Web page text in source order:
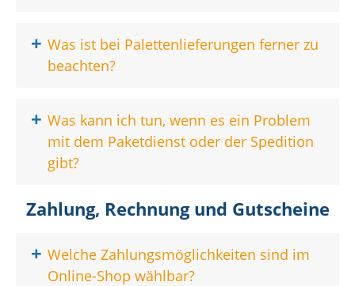
+ Was ist bei Palettenlieferungen ferner zu
beachten?
+ Was kann ich tun, wenn es ein Problem
mit dem Paketdienst oder der Spedition
gibt?
Zahlung, Rechnung und Gutscheine
+ Welche Zahlungsmöglichkeiten sind im
Online-Shop wählbar?